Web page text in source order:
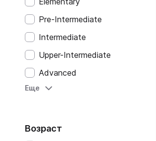
Pre-Intermediate
Intermediate
Upper-Intermediate
Advanced
Неадаптированные
Elementare (A2)
Еще
Возраст